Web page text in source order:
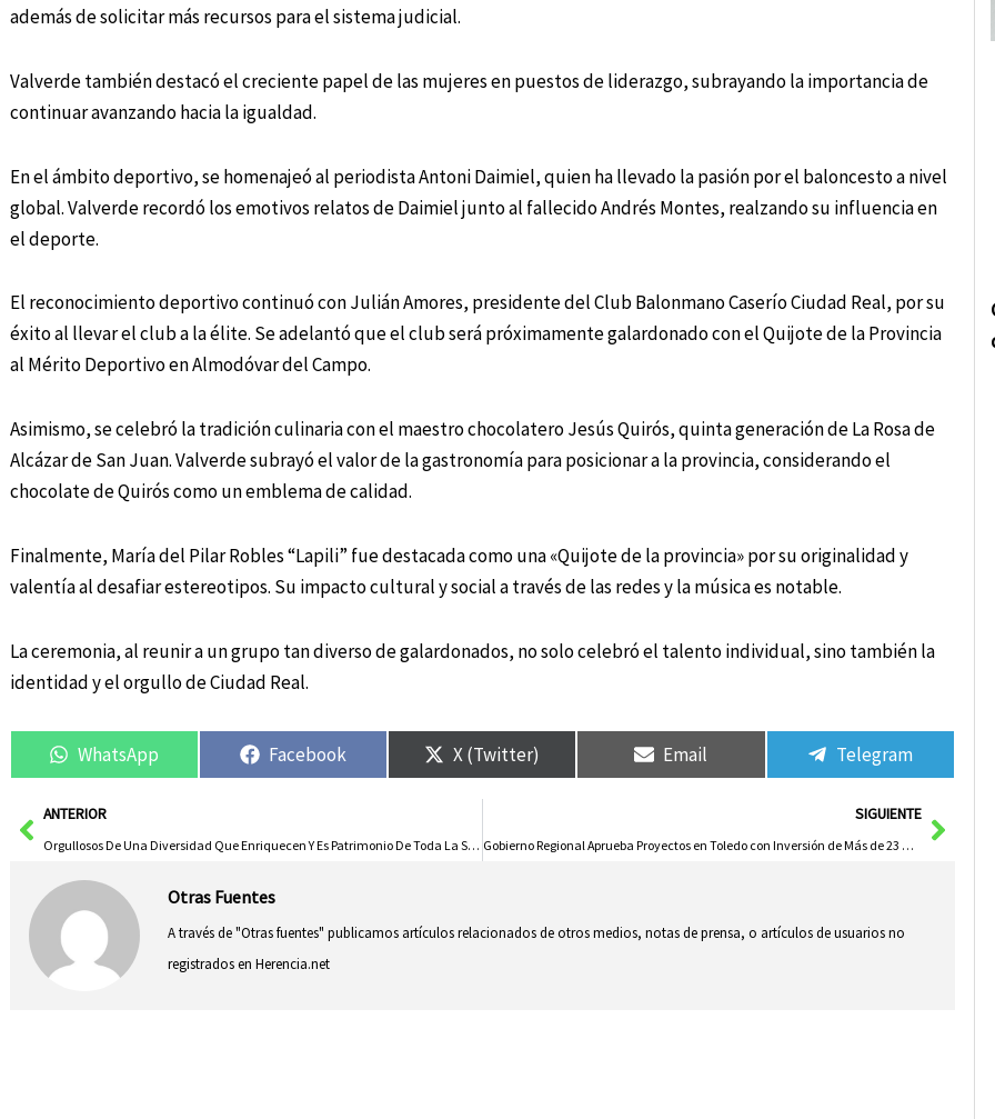
además de solicitar más recursos para el sistema judicial.
Valverde también destacó el creciente papel de las mujeres en puestos de liderazgo, subrayando la importancia de
continuar avanzando hacia la igualdad.
En el ámbito deportivo, se homenajeó al periodista Antoni Daimiel, quien ha llevado la pasión por el baloncesto a nivel
global. Valverde recordó los emotivos relatos de Daimiel junto al fallecido Andrés Montes, realzando su influencia en
el deporte.
El reconocimiento deportivo continuó con Julián Amores, presidente del Club Balonmano Caserío Ciudad Real, por su
éxito al llevar el club a la élite. Se adelantó que el club será próximamente galardonado con el Quijote de la Provincia
al Mérito Deportivo en Almodóvar del Campo.
Asimismo, se celebró la tradición culinaria con el maestro chocolatero Jesús Quirós, quinta generación de La Rosa de
Alcázar de San Juan. Valverde subrayó el valor de la gastronomía para posicionar a la provincia, considerando el
chocolate de Quirós como un emblema de calidad.
Finalmente, María del Pilar Robles “Lapili” fue destacada como una «Quijote de la provincia» por su originalidad y
valentía al desafiar estereotipos. Su impacto cultural y social a través de las redes y la música es notable.
La ceremonia, al reunir a un grupo tan diverso de galardonados, no solo celebró el talento individual, sino también la
identidad y el orgullo de Ciudad Real.
WhatsApp Facebook X (Twitter) Email Telegram
AntANTERIOR
Orgullosos De Una Diversidad Que Enriquecen Y Es Patrimonio De Toda La Sociedad
SIGUIENTE
Gobierno Regional Aprueba Proyectos en Toledo con Inversión de Más de 23 Millones de Euros
Otras Fuentes
A través de "Otras fuentes" publicamos artículos relacionados de otros medios, notas de prensa, o artículos de usuarios no
registrados en Herencia.net